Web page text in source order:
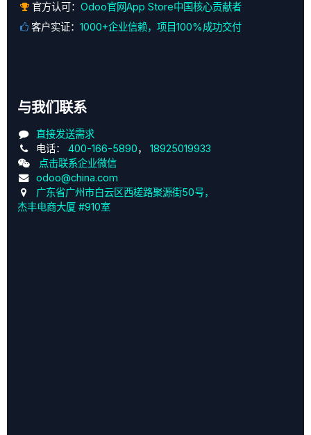
官方认可： Odoo官网App Store中国核心贡献者
客户实证： 1000+企业信赖，项目100%成功交付
与我们联系
直接发送需求
电话： 400-166-5890， 18925019933
点击联系企业微信
odoo@china.com
广东省广州市白云区西槎路聚源街50号，
杰丰电商大厦 #910室